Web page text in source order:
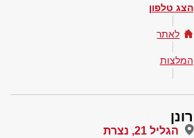
הצג טלפון
לאתר
המלצות
רונן
הגליל 21, נצרת